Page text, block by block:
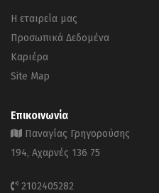
Η εταιρεία μας
Προσωπικά Δεδομένα
Καριέρα
Site Map
Επικοινωνία
Παναγίας Γρηγορούσης
194, Αχαρνές 136 75
2102405282